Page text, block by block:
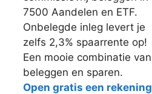
7500 Aandelen en ETF.
Onbelegde inleg levert je
zelfs 2,3% spaarrente op!
Een mooie combinatie van
beleggen en sparen.
Open gratis een rekening